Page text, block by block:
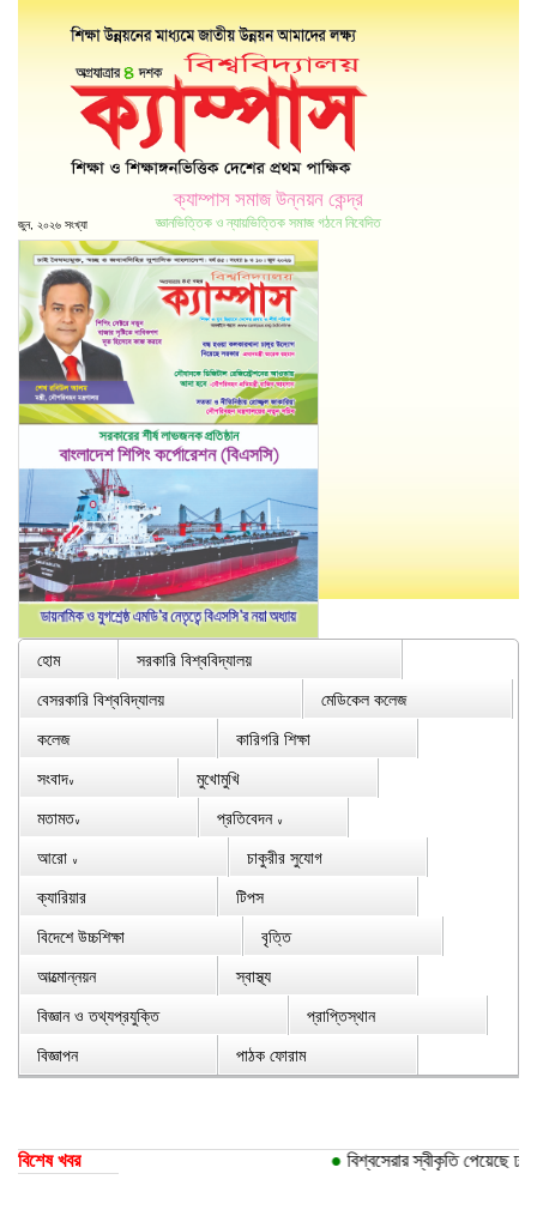
ক্যাম্পাস সমাজ উন্নয়ন কেন্দ্র
জ্ঞানভিত্তিক ও ন্যায়ভিত্তিক সমাজ গঠনে নিবেদিত
জুন, ২০২৬ সংখ্যা
হোম
সরকারি বিশ্ববিদ্যালয়
বেসরকারি বিশ্ববিদ্যালয়
মেডিকেল কলেজ
কলেজ
কারিগরি শিক্ষা
সংবাদ∨
মুখোমুখি
মতামত∨ প্রতিবেদন ∨
আরো ∨
চাকুরীর সুযোগ
ক্যারিয়ার
টিপস
বিদেশে উচ্চশিক্ষা
বৃত্তি
আত্মোন্নয়ন
স্বাস্থ্য
বিজ্ঞান ও তথ্যপ্রযুক্তি
প্রাপ্তিস্থান
বিজ্ঞাপন
পাঠক ফোরাম
বিশেষ খবর বিশ্বসেরার স্বীকৃতি পেয়েছে ঢাকা